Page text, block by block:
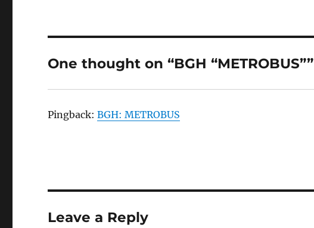
One thought on “BGH “METROBUS””
Pingback:BGH: METROBUS
Leave a Reply